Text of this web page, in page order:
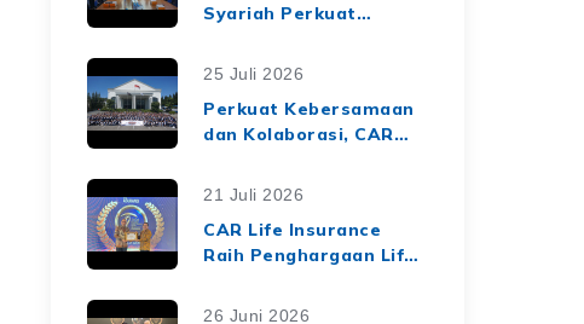
Syariah Perkuat
Syariah melalui Kerja
Syariah dengan Tiga
BPRS di Lampung
25 Juli 2026
Perkuat Kebersamaan
dan Kolaborasi, CAR
Employee Gathering
"Harmoni Nusantara,
Sinergi Berkelanjutan"
21 Juli 2026
CAR Life Insurance
Raih Penghargaan Life
Market Leaders 2026
26 Juni 2026